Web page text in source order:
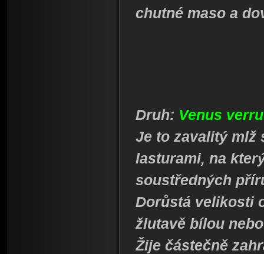
chutné maso a
Druh: Venus
Je to zavalitý mlž
lasturami, na
soustředných
Dorůstá velikosti
žlutavě bílou
Žije částečně